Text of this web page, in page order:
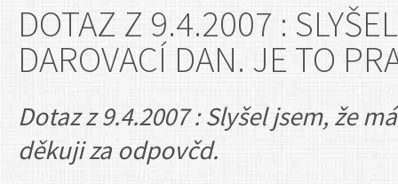
DOTAZ Z 9.4.2007 :
DAROVACÍ DAN. JE TO
Dotaz z 9.4.2007 : Slyšel jsem, že
děkuji za odpovčd.